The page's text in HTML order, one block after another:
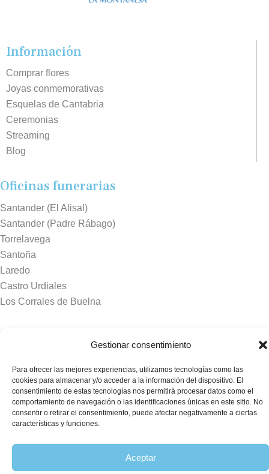
Gestionar consentimiento
Para ofrecer las mejores experiencias, utilizamos tecnologías como las
cookies para almacenar y/o acceder a la información del dispositivo. El
consentimiento de estas tecnologías nos permitirá procesar datos como el
comportamiento de navegación o las identificaciones únicas en este sitio. No
consentir o retirar el consentimiento, puede afectar negativamente a ciertas
características y funciones.
Aceptar
Información
Comprar flores
Joyas conmemorativas
Esquelas de Cantabria
Ceremonias
Streaming
Blog
Oficinas funerarias
Santander (El Alisal)
Santander (Padre Rábago)
Torrelavega
Santoña
Laredo
Castro Urdiales
Los Corrales de Buelna
Sierrallana
Real Valle de Cayón
Laredo
Puente Viesgo